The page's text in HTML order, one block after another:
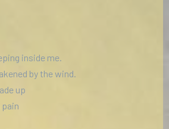
inside me.
by the wind.
up